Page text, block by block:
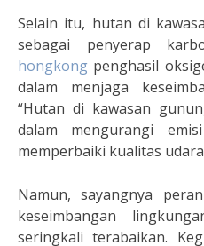
Selain itu, hutan di
sebagai penyerap
hongkong penghasil
dalam menjaga
“Hutan di kawasan
dalam mengurangi
memperbaiki kualitas
Namun, sayangnya
keseimbangan
seringkali terabaikan.